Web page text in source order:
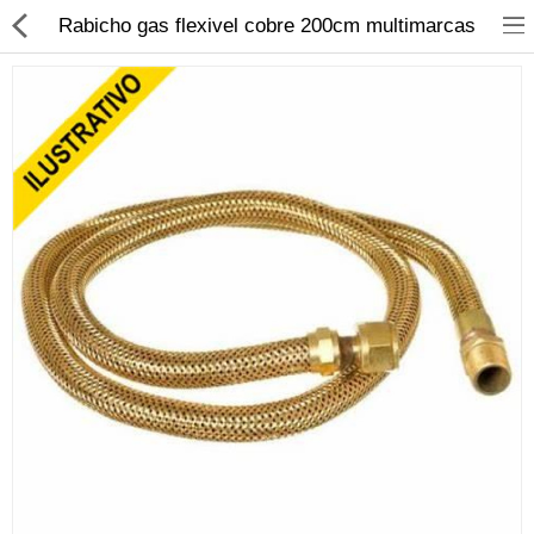
Material Elétrico
Material Hidráulico
Iluminação
Banheiro, Metais e Filtros
Rabicho gas flexivel cobre 200cm multimarcas